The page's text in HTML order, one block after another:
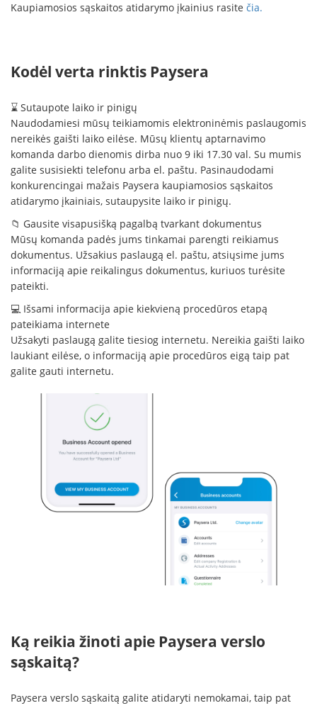
Kaupiamosios sąskaitos atidarymo įkainius rasite čia.
Kodėl verta rinktis Paysera
⌛ Sutaupote laiko ir pinigų
Naudodamiesi mūsų teikiamomis elektroninėmis paslaugomis
nereikės gaišti laiko eilėse. Mūsų klientų aptarnavimo
komanda darbo dienomis dirba nuo 9 iki 17.30 val. Su mumis
galite susisiekti telefonu arba el. paštu. Pasinaudodami
konkurencingai mažais Paysera kaupiamosios sąskaitos
atidarymo įkainiais, sutaupysite laiko ir pinigų.
📁 Gausite visapusišką pagalbą tvarkant dokumentus
Mūsų komanda padės jums tinkamai parengti reikiamus
dokumentus. Užsakius paslaugą el. paštu, atsiųsime jums
informaciją apie reikalingus dokumentus, kuriuos turėsite
pateikti.
💻 Išsami informacija apie kiekvieną procedūros etapą
pateikiama internete
Užsakyti paslaugą galite tiesiog internetu. Nereikia gaišti laiko
laukiant eilėse, o informaciją apie procedūros eigą taip pat
galite gauti internetu.
Ką reikia žinoti apie Paysera verslo
sąskaitą?
Paysera verslo sąskaitą galite atidaryti nemokamai, taip pat